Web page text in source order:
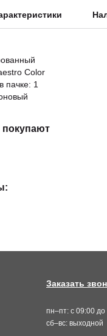
Color
пачке: 1
пн–пт: с 09:00
сб–вс: выходной
Заказать